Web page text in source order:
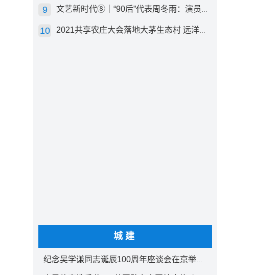
文艺新时代⑧｜“90后”代表周冬雨：演员心里有底，得靠体验生活
2021共享农庄大会落地大茅生态村 远洋集团打造“乡村振兴”样板
城建
纪念吴学谦同志诞辰100周年座谈会在京举行 汪洋出席